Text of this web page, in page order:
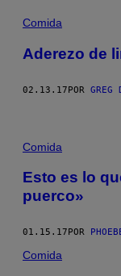
Comida
Aderezo de
02.13.17POR GREG
Comida
Esto es lo
puerco»
01.15.17 POR
Comida